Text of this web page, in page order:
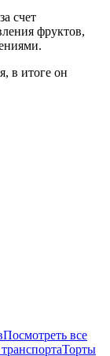
счет
фруктов,
в итоге он
Посмотреть все
Торты